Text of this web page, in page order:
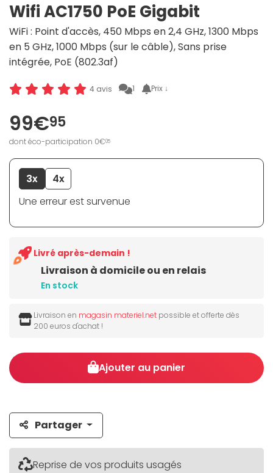
Wifi AC1750 PoE Gigabit
WiFi : Point d'accès, 450 Mbps en 2,4 GHz, 1300 Mbps
en 5 GHz, 1000 Mbps (sur le câble), Sans prise
intégrée, PoE (802.3af)
4 avis 1 Prix ↓
99€95
dont éco-participation 0€05
3x
4x
Une erreur est survenue
Livraison à domicile ou en relais
En stock
Livré après-demain !
Livraison en magasin materiel.net possible et offerte dès
200 euros d'achat !
Ajouter au panier
Partager
Reprise de vos produits usagés